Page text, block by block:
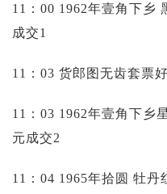
11：00 1962年壹角下乡
成交1
11：03 货郎图无齿套票
11：03 1962年壹角下乡
元成交2
11：04 1965年拾圆 牡丹